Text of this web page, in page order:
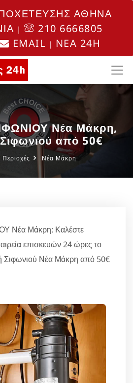
ΑΘΗΝΑ
|
210 6666805
EMAIL | NEA 24H
Νέα Μάκρη,
από 50€
Περιοχές Νέα Μάκρη
Νέα Μάκρη: Καλέστε
επισκευών 24 ώρες το
Σιφωνιού Νέα Μάκρη από 50€